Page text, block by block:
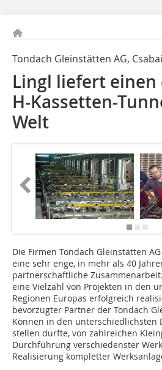
Tondach Gleinstätten AG,
Lingl liefert
H-Kassetten-
Welt
Die Firmen Tondach Gleinstätten
eine sehr enge, in mehr als 40
partnerschaftliche
eine Vielzahl von Projekten in den
Regionen Europas erfolgreich
bevorzugter Partner der Tondach
Können in den unterschiedlichsten
stellen durfte, von zahlreichen
Durchführung verschiedenster
Realisierung kompletter